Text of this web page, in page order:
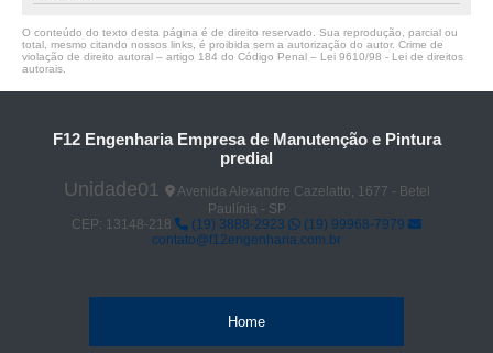
O conteúdo do texto desta página é de direito reservado. Sua reprodução, parcial ou
total, mesmo citando nossos links, é proibida sem a autorização do autor. Crime de
violação de direito autoral – artigo 184 do Código Penal – Lei 9610/98 - Lei de direitos
autorais
F12 Engenharia Empresa de Manutenção e Pintura
predial
Unidade01
Avenida Alexandre Cazelatto, 1677 - Betel
Paulínia - SP
CEP: 13148-218
(19) 3888-2923
(19) 99968-7979
contato@f12engenharia.com.br
Home